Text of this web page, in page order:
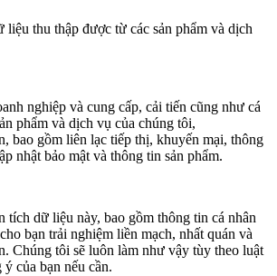
liệu thu thập được từ các sản phẩm và dịch
nghiệp và cung cấp, cải tiến cũng như cá
phẩm và dịch vụ của chúng tôi,
bao gồm liên lạc tiếp thị, khuyến mại, thông
nhật bảo mật và thông tin sản phẩm.
tích dữ liệu này, bao gồm thông tin cá nhân
bạn trải nghiệm liền mạch, nhất quán và
Chúng tôi sẽ luôn làm như vậy tùy theo luật
của bạn nếu cần.